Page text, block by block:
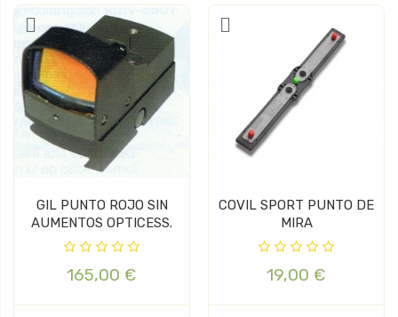
GIL PUNTO ROJO SIN
AUMENTOS OPTICESS.
165,00 €
COVIL SPORT PUNTO DE
MIRA
19,00 €